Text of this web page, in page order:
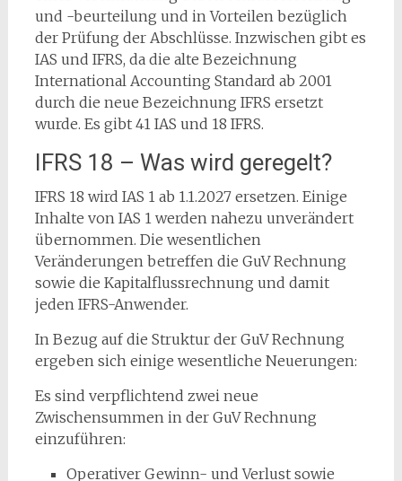
und -beurteilung und in Vorteilen bezüglich
der Prüfung der Abschlüsse. Inzwischen gibt es
IAS und IFRS, da die alte Bezeichnung
International Accounting Standard ab 2001
durch die neue Bezeichnung IFRS ersetzt
wurde. Es gibt 41 IAS und 18 IFRS.
IFRS 18 – Was wird geregelt?
IFRS 18 wird IAS 1 ab 1.1.2027 ersetzen. Einige
Inhalte von IAS 1 werden nahezu unverändert
übernommen. Die wesentlichen
Veränderungen betreffen die GuV Rechnung
sowie die Kapitalflussrechnung und damit
jeden IFRS-Anwender.
In Bezug auf die Struktur der GuV Rechnung
ergeben sich einige wesentliche Neuerungen:
Es sind verpflichtend zwei neue
Zwischensummen in der GuV Rechnung
einzuführen:
Operativer Gewinn- und Verlust sowie